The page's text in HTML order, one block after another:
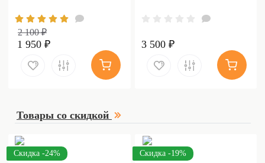
2 100 ₽
1 950 ₽ 3 500 ₽
Товары со скидкой
Скидка -24% Скидка -19%